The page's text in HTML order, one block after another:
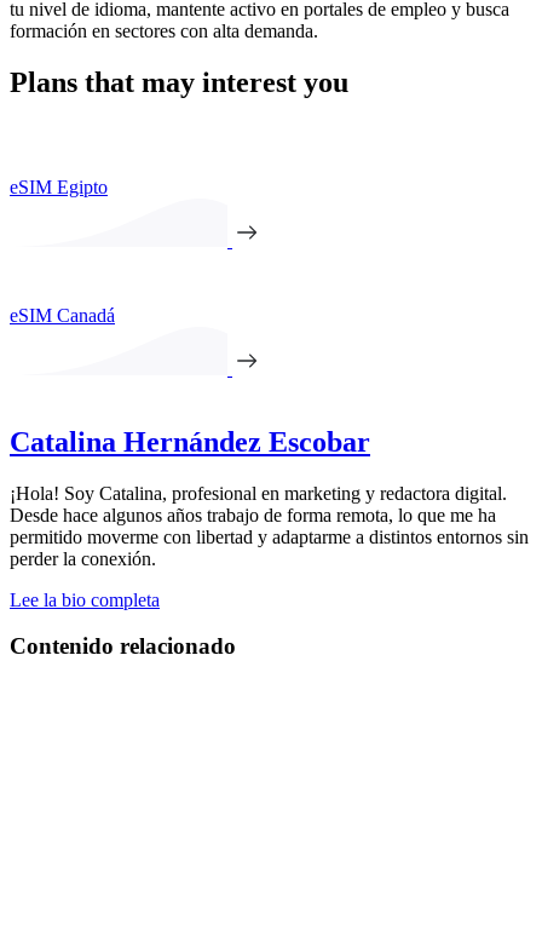
tu nivel de idioma, mantente activo en portales de empleo y busca
formación en sectores con alta demanda.
Plans that may interest you
eSIM Egipto
eSIM Canadá
Catalina Hernández Escobar
¡Hola! Soy Catalina, profesional en marketing y redactora digital.
Desde hace algunos años trabajo de forma remota, lo que me ha
permitido moverme con libertad y adaptarme a distintos entornos sin
perder la conexión.
Lee la bio completa
Contenido relacionado